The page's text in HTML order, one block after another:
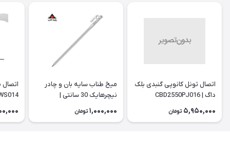
اتصال تونل کانوپی گنبدی بلک
داگ | CBD2550PJ016
5,950,000 تومان
میخ طناب سایه بان و چادر
نیچرهایک 30 سانتی |
NH19PJ014
1,000,000 تومان